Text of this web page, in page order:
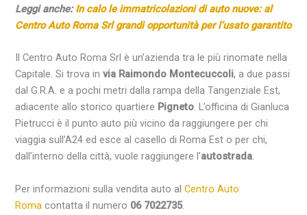
Leggi anche:In calo le immatricolazioni di auto nuove: al
Centro Auto Roma Srl grandi opportunità per l’usato garantito
Il Centro Auto Roma Srl è un’azienda tra le più rinomate nella
Capitale. Si trova invia Raimondo Montecuccoli, a due passi
dal G.R.A. e a pochi metri dalla rampa della Tangenziale Est,
adiacente allo storico quartiere Pigneto. L’officina di Gianluca
Pietrucci è il punto auto più vicino da raggiungere per chi
viaggia sull’A24 ed esce al casello di Roma Est o per chi,
dall’interno della città, vuole raggiungere l’autostrada.
Per informazioni sulla vendita auto alCentro Auto
Roma contatta il numero 06 7022735.